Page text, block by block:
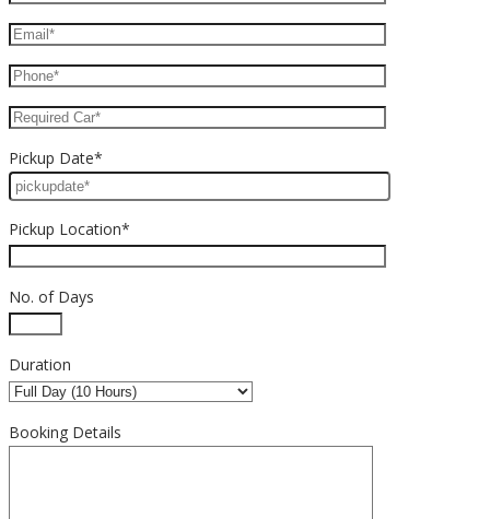
Pickup Date*
Pickup Location*
No. of Days
Duration
Booking Details